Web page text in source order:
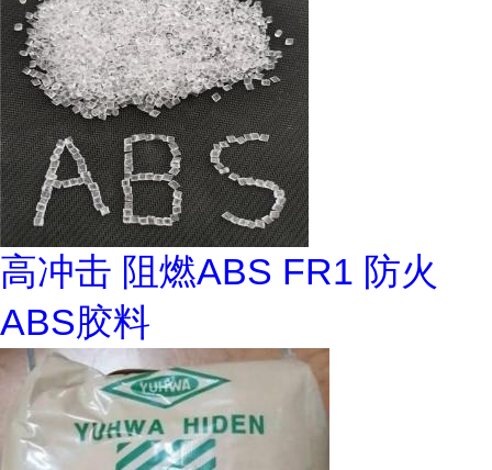
高冲击 阻燃ABS FR1 防火
ABS胶料